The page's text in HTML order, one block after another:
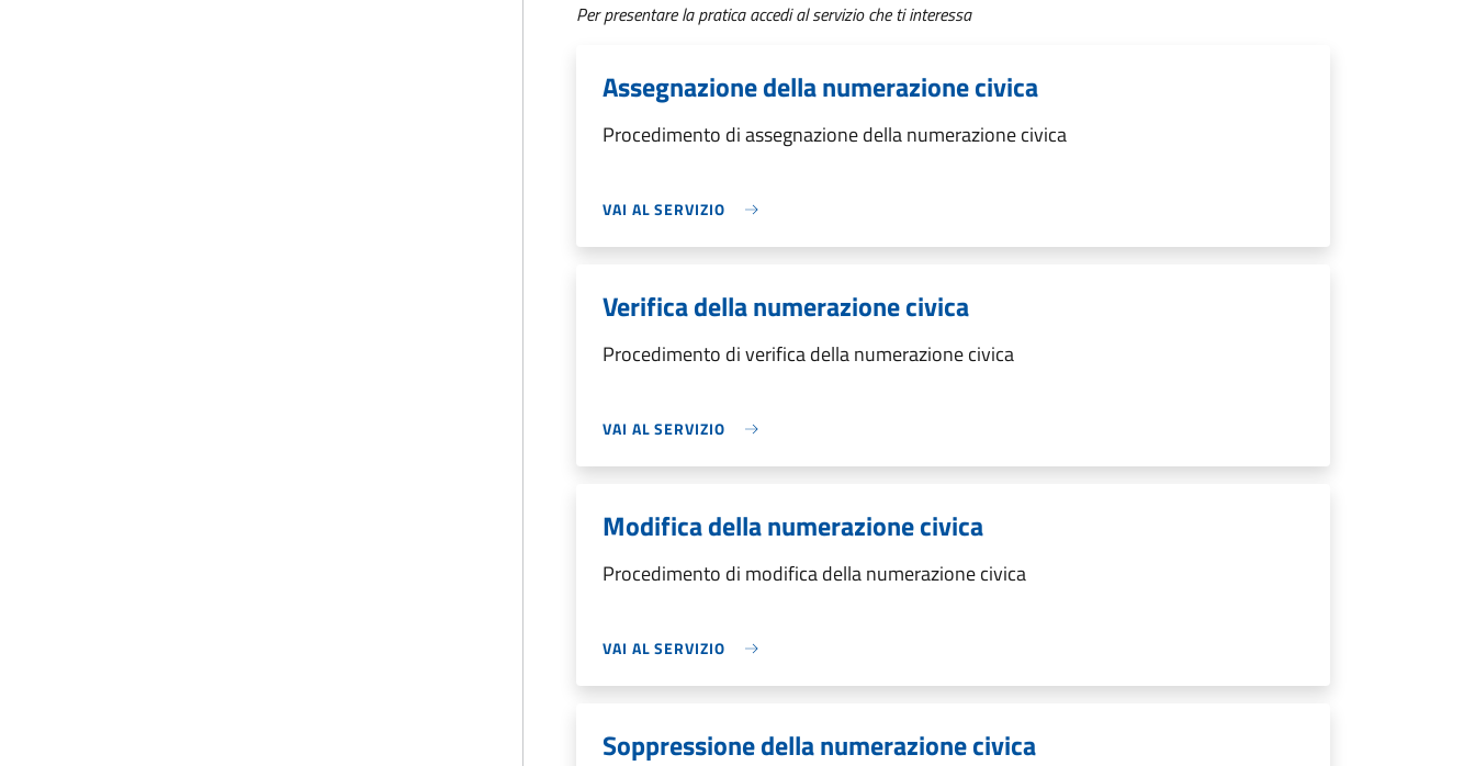
Per presentare la pratica accedi al servizio che ti interessa
Assegnazione della numerazione civica
Procedimento di assegnazione della numerazione civica
VAI AL SERVIZIO
Verifica della numerazione civica
Procedimento di verifica della numerazione civica
VAI AL SERVIZIO
Modifica della numerazione civica
Procedimento di modifica della numerazione civica
VAI AL SERVIZIO
Soppressione della numerazione civica